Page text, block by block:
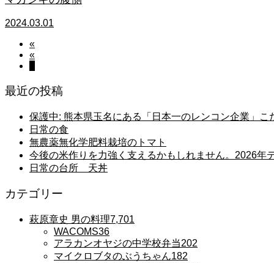
2024.03.01
«
«
最近の投稿
保護中: 熊本県玉名にある「日本一のレンコン企業」
日常の食
無農薬無化学肥料栽培のトマト
今後の米作りを力強く支えるかもしれません。2026年
日常の台所 天丼
カテゴリー
萩原章史 男の料理7,701
WACOMS36
アラカンオヤジの中学校弁当202
マイクロブタのぶうちゃん182